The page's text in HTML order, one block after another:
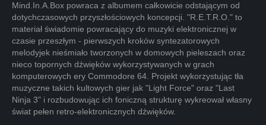
Mind.In.A.Box powraca z albumem całkowicie odstającym od
dotychczasowych przyszłościowych koncepcji. "R.E.T.R.O." to
materiał świadomie powracający do muzyki elektronicznej w
czasie przeszłym - pierwszych kroków syntezatorowych
melodyjek nieśmiało tworzonych w domowych pieleszach oraz
nieco topornych dźwięków wykorzystywanych w grach
komputerowych ery Commodore 64. Projekt wykorzystując tła
muzyczne takich kultowych gier jak "Light Force" oraz "Last
Ninja 3" i rozbudowując ich foniczną strukturę wykreował własny
świat pełen retro-elektronicznych dźwięków.